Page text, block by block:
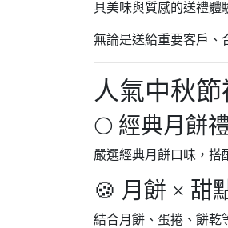
具美味與質感的送禮體
無論是送給重要客戶、
人氣中秋
🌕 經典月餅
嚴選經典月餅口味，搭
🍪 月餅 × 甜
結合月餅、蛋捲、餅乾